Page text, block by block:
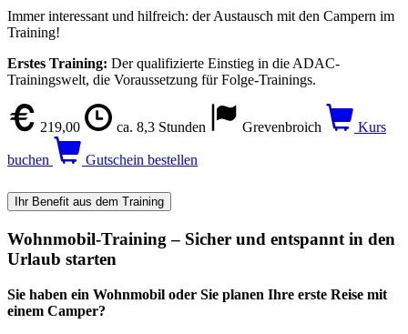
Immer interessant und hilfreich: der Austausch mit den Campern im
Training!
Erstes Training: Der qualifizierte Einstieg in die ADAC-
Trainingswelt, die Voraussetzung für Folge-Trainings.
219,00 ca. 8,3 Stunden Grevenbroich Kurs
buchen Gutschein bestellen
Ihr Benefit aus dem Training
Wohnmobil-Training – Sicher und entspannt in den
Urlaub starten
Sie haben ein Wohnmobil oder Sie planen Ihre erste Reise mit
einem Camper?